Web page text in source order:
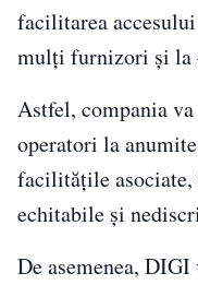
facilitarea
mulți furnizori și la
Astfel, compania
operatori la
facilitățile
echitabile și
De asemenea,